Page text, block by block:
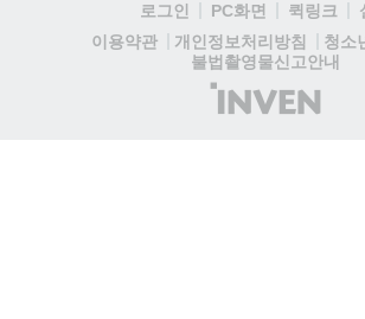
로그인 PC화면 퀵링크
이용약관
개인정보처리방침
청소
불법촬영물신고안내
(주)
인